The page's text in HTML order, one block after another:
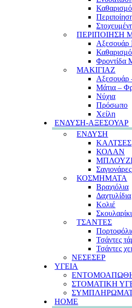
ΠΕΡΙΠΟΙΗΣΗ
Αξεσουάρ
Φροντίδα
ΜΑΚΙΓΙΑΖ
Αξεσουάρ
Μάτια –
Νύχια
Πρόσωπο
Χείλη
ΕΝΔΥΣΗ-ΑΞΕΣΟΥΑΡ
ΕΝΔΥΣΗ
ΚΑΛΤΣΕΣ
ΚΟΛΑΝ
Σαγιονάρες
ΚΟΣΜΗΜΑΤΑ
Βραχιόλια
Δαχτυλίδια
Κολιέ
ΤΣΑΝΤΕΣ
Τσάντες
Τσάντες
ΝΕΣΕΣΕΡ
ΥΓΕΙΑ
ΣΤΟΜΑΤΙΚΗ
HOME